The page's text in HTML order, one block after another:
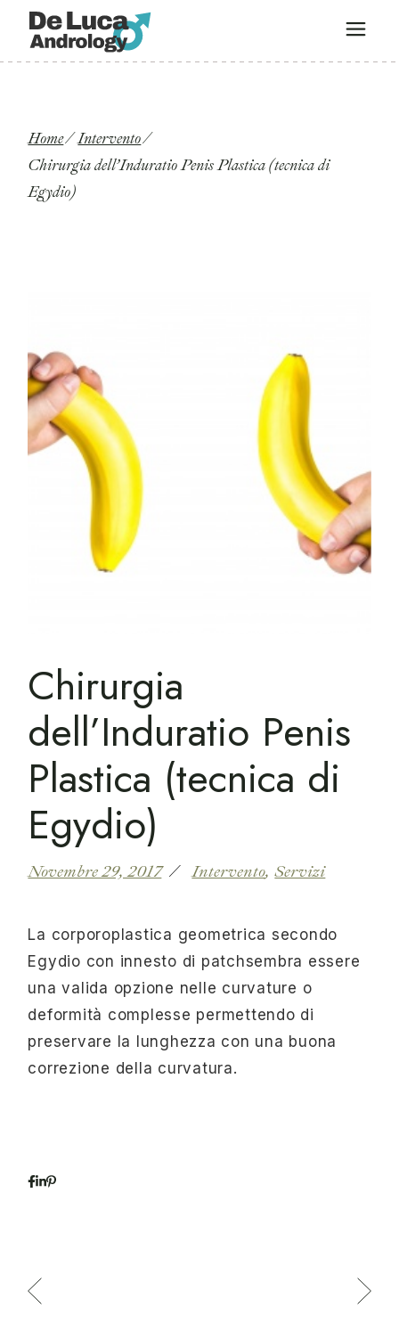
Home
Intervento
Chirurgia dell’Induratio Penis Plastica (tecnica di
Egydio)
Chirurgia
dell’Induratio Penis
Plastica (tecnica di
Egydio)
Novembre 29, 2017 Intervento Servizi
La corporoplastica geometrica secondo
Egydio con innesto di patchsembra essere
una valida opzione nelle curvature o
deformità complesse permettendo di
preservare la lunghezza con una buona
correzione della curvatura.